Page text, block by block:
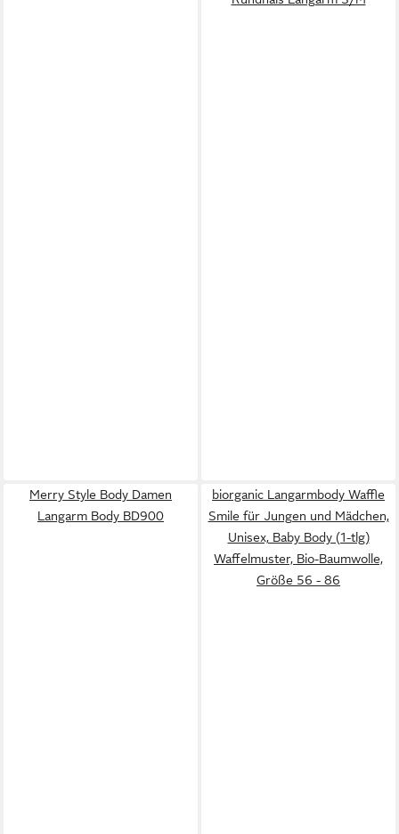
Merry Style Body Damen
Langarm Body BD900
biorganic Langarmbody Waffle
Smile für Jungen und Mädchen,
Unisex, Baby Body (1-tlg)
Waffelmuster, Bio-Baumwolle,
Größe 56 - 86